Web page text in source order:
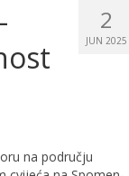
2
JUN 2025
na području